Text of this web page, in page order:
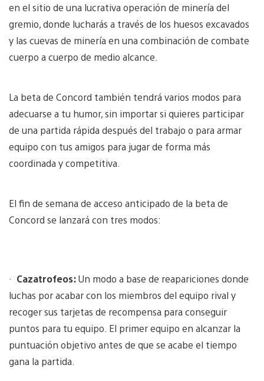
en el sitio de una lucrativa operación de minería del
gremio, donde lucharás a través de los huesos excavados
y las cuevas de minería en una combinación de combate
cuerpo a cuerpo de medio alcance.
La beta de Concord también tendrá varios modos para
adecuarse a tu humor, sin importar si quieres participar
de una partida rápida después del trabajo o para armar
equipo con tus amigos para jugar de forma más
coordinada y competitiva.
El fin de semana de acceso anticipado de la beta de
Concord se lanzará con tres modos:
· Cazatrofeos:Un modo a base de reapariciones donde
luchas por acabar con los miembros del equipo rival y
recoger sus tarjetas de recompensa para conseguir
puntos para tu equipo. El primer equipo en alcanzar la
puntuación objetivo antes de que se acabe el tiempo
gana la partida.